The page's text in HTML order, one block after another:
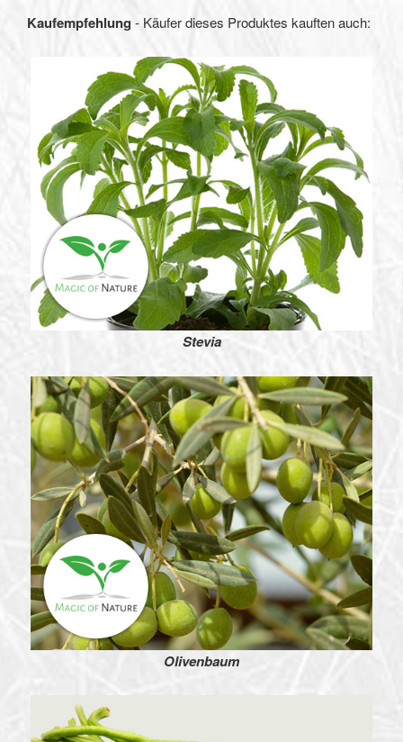
Kaufempfehlung - Käufer dieses Produktes kauften auch:
Stevia
Olivenbaum